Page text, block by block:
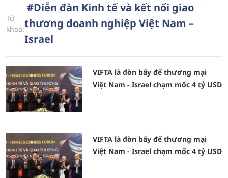
Từ
khoá:
#Diễn đàn Kinh tế và kết nối giao
thương doanh nghiệp Việt Nam –
Israel
VIFTA là đòn bẩy để thương mại
Việt Nam - Israel chạm mốc 4 tỷ USD
VIFTA là đòn bẩy để thương mại
Việt Nam - Israel chạm mốc 4 tỷ USD